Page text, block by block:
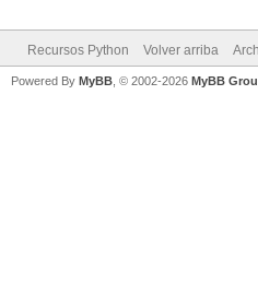
Recursos Python Volver arriba
Powered By MyBB , © 2002-2026 MyBB